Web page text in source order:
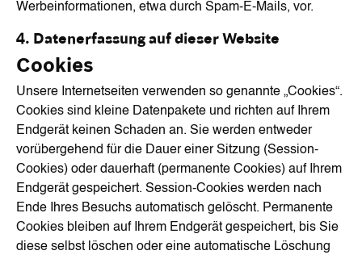
Werbeinformationen, etwa durch Spam-E-Mails, vor.
4. Datenerfassung auf dieser Website
Cookies
Unsere Internetseiten verwenden so genannte „Cookies“.
Cookies sind kleine Datenpakete und richten auf Ihrem
Endgerät keinen Schaden an. Sie werden entweder
vorübergehend für die Dauer einer Sitzung (Session-
Cookies) oder dauerhaft (permanente Cookies) auf Ihrem
Endgerät gespeichert. Session-Cookies werden nach
Ende Ihres Besuchs automatisch gelöscht. Permanente
Cookies bleiben auf Ihrem Endgerät gespeichert, bis Sie
diese selbst löschen oder eine automatische Löschung